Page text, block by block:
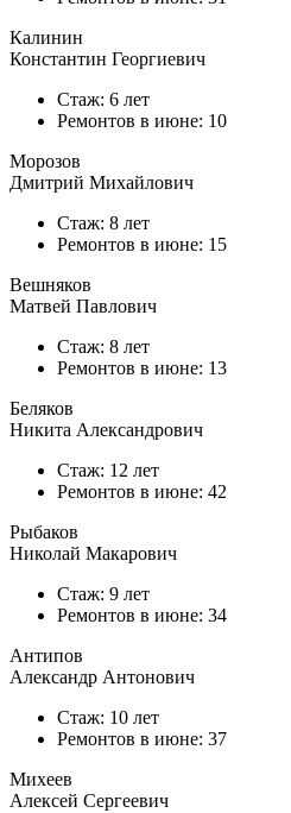
Калинин
Константин Георгиевич
Стаж: 6 лет
Ремонтов в июне: 10
Морозов
Дмитрий Михайлович
Стаж: 8 лет
Ремонтов в июне: 15
Вешняков
Матвей Павлович
Стаж: 8 лет
Ремонтов в июне: 13
Беляков
Никита Александрович
Стаж: 12 лет
Ремонтов в июне: 42
Рыбаков
Николай Макарович
Стаж: 9 лет
Ремонтов в июне: 34
Антипов
Александр Антонович
Стаж: 10 лет
Ремонтов в июне: 37
Михеев
Алексей Сергеевич